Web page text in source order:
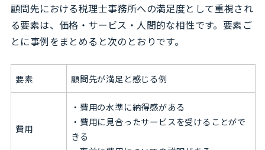
顧問先における税理士事務所への満足度として重視され
る要素は、価格・サービス・人間的な相性です。要素ご
とに事例をまとめると次のとおりです。
要素 顧問先が満足と感じる例
費用
・費用の水準に納得感がある
・費用に見合ったサービスを受けることがで
きる